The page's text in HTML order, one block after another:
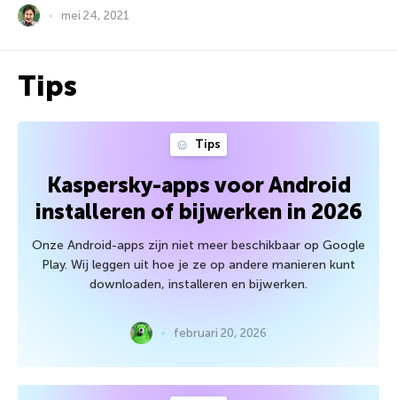
mei 24, 2021
Tips
Tips
Kaspersky-apps voor Android
installeren of bijwerken in 2026
Onze Android-apps zijn niet meer beschikbaar op Google
Play. Wij leggen uit hoe je ze op andere manieren kunt
downloaden, installeren en bijwerken.
februari 20, 2026